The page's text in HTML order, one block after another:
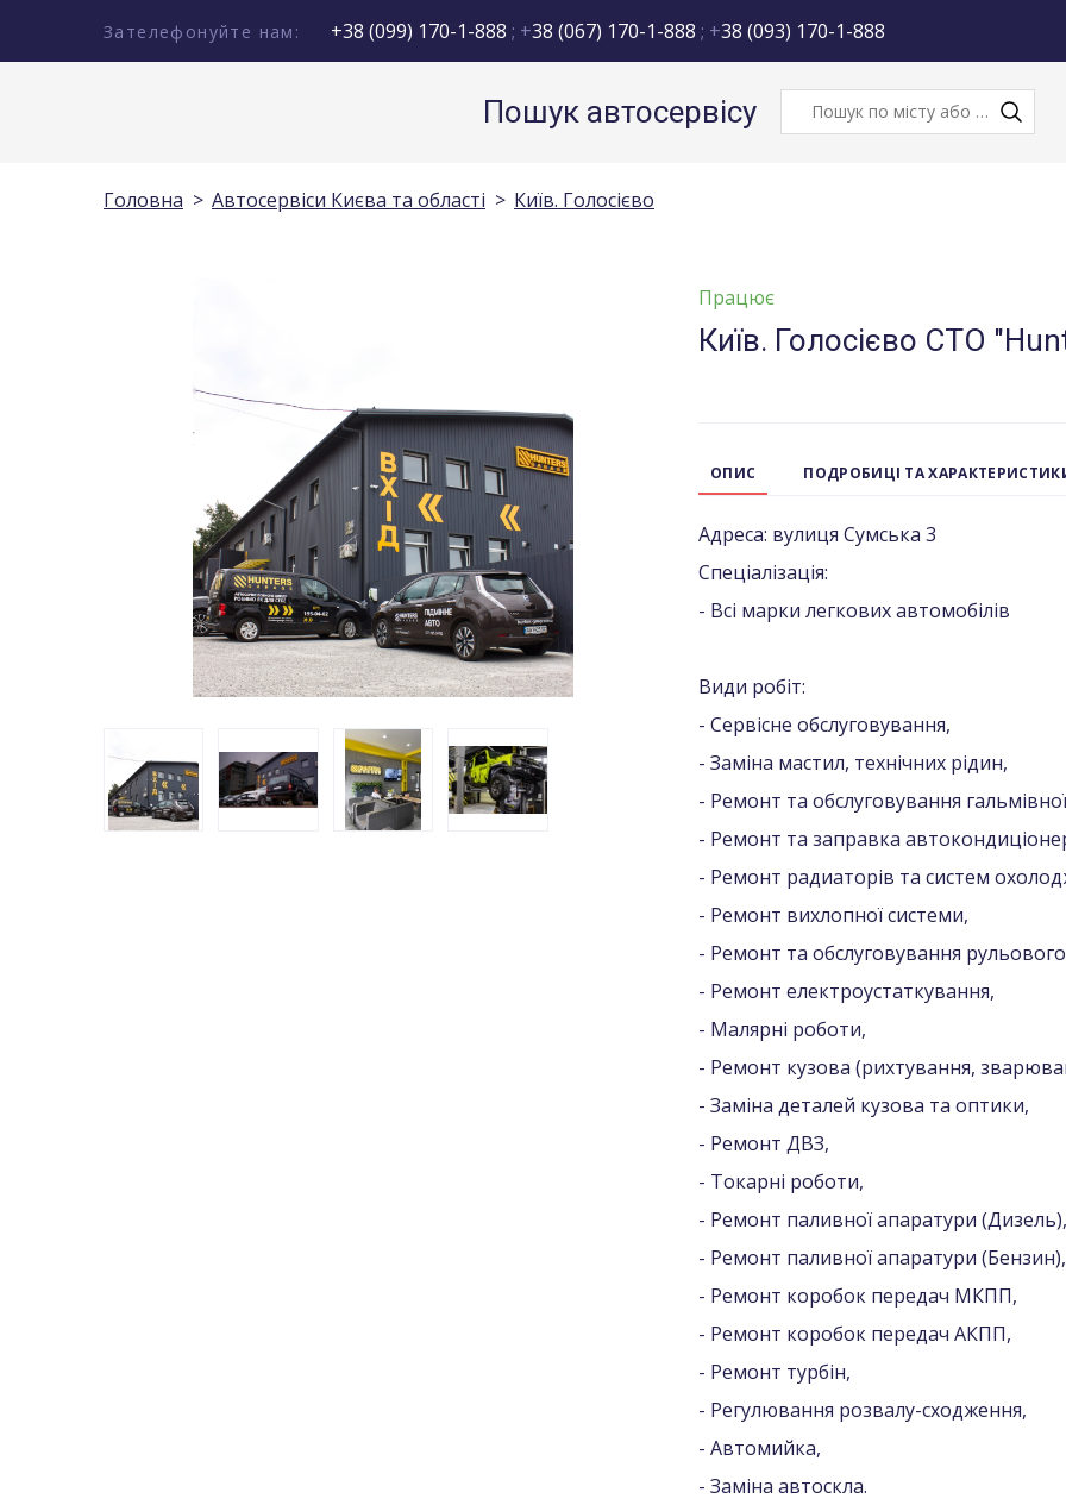
Зателефонуйте нам: +38 (099) 170-1-888 ; +38 (067) 170-1-888 ; +38 (093) 170-1-888
Пошук автосервісу
Головна Автосервіси Києва та області Київ. Голосієво
Працює
Київ. Голосієво СТО
ОПИС ПОДРОБИЦІ ТА
Адреса: вулиця Сумська 3
Спеціалізація:
- Всі марки легкових автомобілів
Види робіт:
- Сервісне обслуговування,
- Заміна мастил, технічних рідин,
- Ремонт та обслуговування
- Ремонт та заправка
- Ремонт радиаторів та систем
- Ремонт вихлопної системи,
- Ремонт та обслуговування
- Ремонт електроустаткування,
- Малярні роботи,
- Ремонт кузова (рихтування,
- Заміна деталей кузова та оптики,
- Ремонт ДВЗ,
- Токарні роботи,
- Ремонт паливної апаратури (Дизель),
- Ремонт паливної апаратури (Бензин),
- Ремонт коробок передач МКПП,
- Ремонт коробок передач АКПП,
- Ремонт турбін,
- Регулювання розвалу-сходження,
- Автомийка,
- Заміна автоскла.